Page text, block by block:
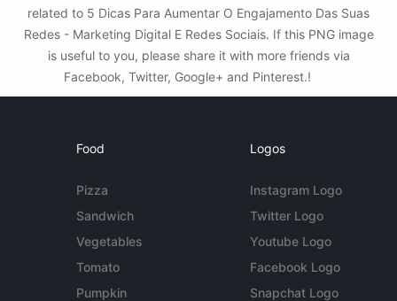
related to 5 Dicas Para Aumentar O Engajamento Das Suas
Redes - Marketing Digital E Redes Sociais. If this PNG image
is useful to you, please share it with more friends via
Facebook, Twitter, Google+ and Pinterest.!
Food
Pizza
Sandwich
Vegetables
Tomato
Pumpkin
Logos
Instagram Logo
Twitter Logo
Youtube Logo
Facebook Logo
Snapchat Logo